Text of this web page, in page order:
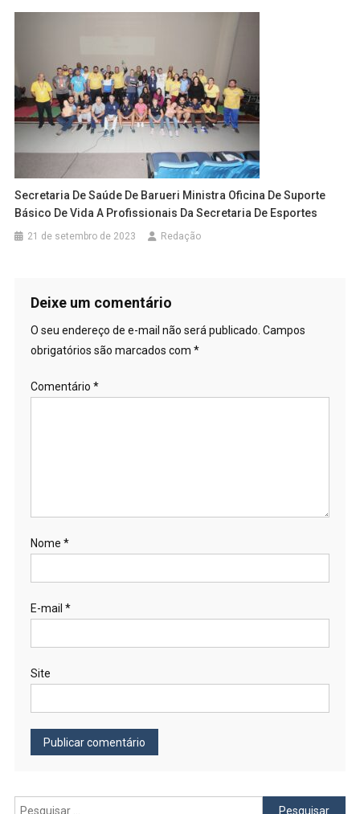
Secretaria De Saúde De Barueri Ministra Oficina De Suporte
Básico De Vida A Profissionais Da Secretaria De Esportes
21 de setembro de 2023 Redação
Deixe um comentário
O seu endereço de e-mail não será publicado. Campos
obrigatórios são marcados com *
Comentário *
Nome *
E-mail *
Site
Pesquisar